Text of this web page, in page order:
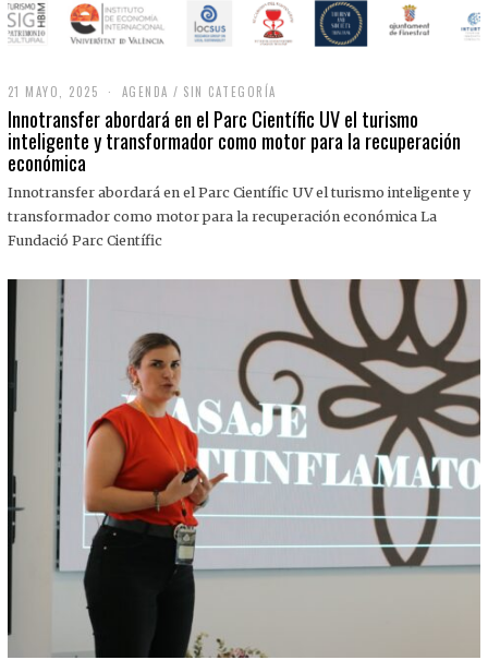
21 MAYO, 2025
M
A
Y
,
0
2
AGENDA / SIN CATEGORÍA
Innotransfer abordará en el Parc Científic UV el turismo
inteligente y transformador como motor para la recuperación
económica
Innotransfer abordará en el Parc Científic UV el turismo inteligente y
transformador como motor para la recuperación económica La
Fundació Parc Científic